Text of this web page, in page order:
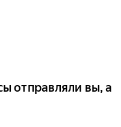
отправляли вы, а